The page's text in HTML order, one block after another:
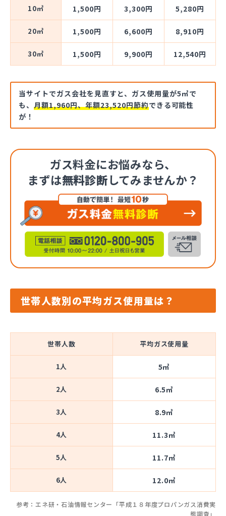
10㎥ 1,500円 3,300円 5,280円
20㎥ 1,500円 6,600円 8,910円
30㎥ 1,500円 9,900円 12,540円
当サイトでガス会社を見直すと、ガス使用量が5㎥で
も、 月額1,960円、年額23,520円節約できる可能性
が！
ガス料金にお悩みなら、
まずは無料診断してみませんか？
世帯人数別の平均ガス使用量は？
世帯人数 平均ガス使用量
1人 5㎥
2人 6.5㎥
3人 8.9㎥
4人 11.3㎥
5人 11.7㎥
6人 12.0㎥
参考：エネ研・石油情報センター「平成１８年度プロパンガス消費実
態調査」